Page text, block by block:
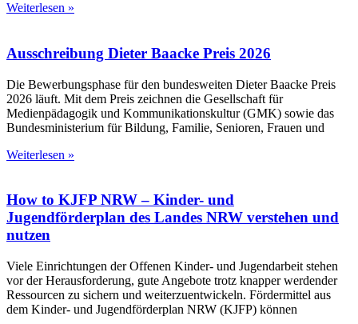
Weiterlesen »
Ausschreibung Dieter Baacke Preis 2026
Die Bewerbungsphase für den bundesweiten Dieter Baacke Preis
2026 läuft. Mit dem Preis zeichnen die Gesellschaft für
Medienpädagogik und Kommunikationskultur (GMK) sowie das
Bundesministerium für Bildung, Familie, Senioren, Frauen und
Weiterlesen »
How to KJFP NRW – Kinder- und
Jugendförderplan des Landes NRW verstehen und
nutzen
Viele Einrichtungen der Offenen Kinder- und Jugendarbeit stehen
vor der Herausforderung, gute Angebote trotz knapper werdender
Ressourcen zu sichern und weiterzuentwickeln. Fördermittel aus
dem Kinder- und Jugendförderplan NRW (KJFP) können